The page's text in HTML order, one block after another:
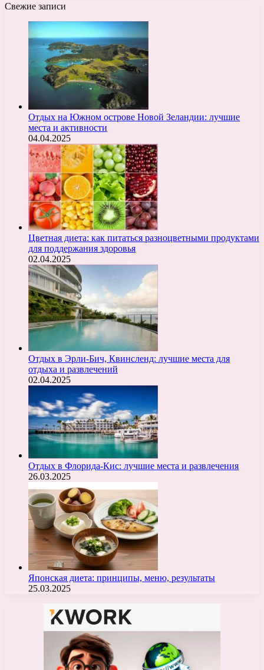
Свежие записи
Отдых на Южном острове Новой Зеландии: лучшие
места и активности
04.04.2025
Цветная диета: как питаться разноцветными продуктами
для поддержания здоровья
02.04.2025
Отдых в Эрли-Бич, Квинсленд: лучшие места для
отдыха и развлечений
02.04.2025
Отдых в Флорида-Кис: лучшие места и развлечения
26.03.2025
Японская диета: принципы, меню, результаты
25.03.2025